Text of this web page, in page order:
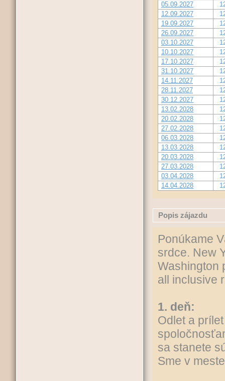
05.09.2027
12.09.2027
19.09.2027
26.09.2027
03.10.2027
10.10.2027
17.10.2027
31.10.2027
14.11.2027
28.11.2027
30.12.2027
13.02.2028
20.02.2028
27.02.2028
06.03.2028
13.03.2028
20.03.2028
27.03.2028
03.04.2028
14.04.2028
Popis zájazdu
Ponúkame
srdce. New
Washington
all inclusive
1. deň:
Odlet a
sa stanete
Sme v